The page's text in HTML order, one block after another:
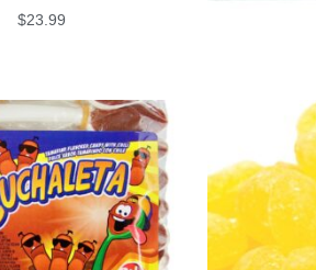
$23.99